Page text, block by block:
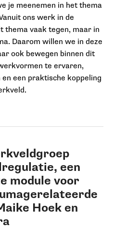
je meenemen in het thema
ons werk in de
thema vaak tegen, maar in
Daarom willen we in deze
ook bewegen binnen dit
te ervaren,
een praktische koppeling
een
module voor
Hoek en